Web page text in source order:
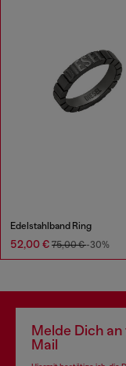
Edelstahlband Ring
52,00 € 75,00 €-30%
Melde Dich
Mail